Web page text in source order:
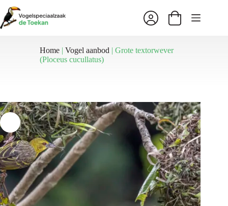
naar
de
inhoud
Winkelwagen
Home |Vogel aanbod |Grote textorwever
(Ploceus cucullatus)